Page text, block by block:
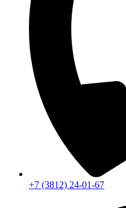
+7 (3812) 24-01-67